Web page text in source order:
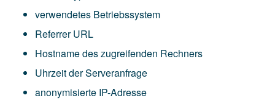
verwendetes Betriebssystem
Referrer URL
Hostname des zugreifenden Rechners
Uhrzeit der Serveranfrage
anonymisierte IP-Adresse